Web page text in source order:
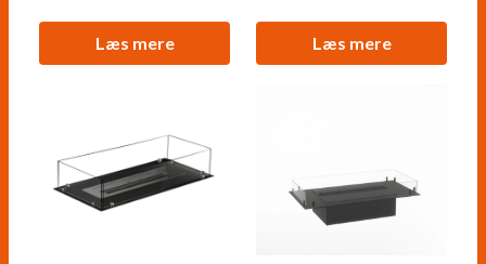
projekter. Denne biopejs
består af en bundramme,
manuelt eller
automatisk), hvilket giver
stor frihed til selv at
Læs mere
projekter. Denne biopejs
består af en bundramme,
stor frihed til at designe
og tilpasse pejsen efter
Læs mere